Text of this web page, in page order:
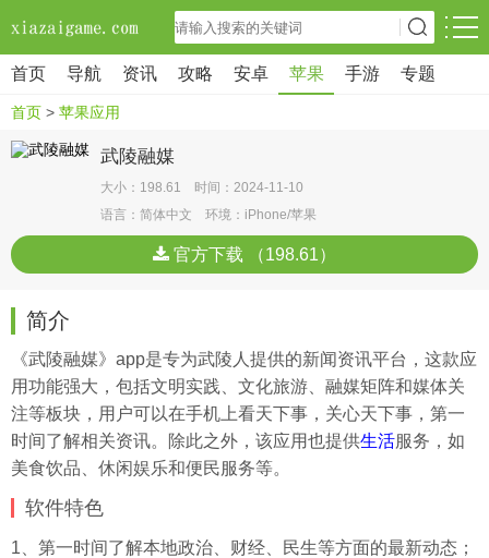
首页 导航 资讯 攻略 安卓 苹果 手游 专题
首页 > 苹果应用
武陵融媒
大小：198.61 时间：2024-11-10
语言：简体中文 环境：iPhone/苹果
官方下载 （198.61）
简介
《武陵融媒》app是专为武陵人提供的新闻资讯平台，这款应
用功能强大，包括文明实践、文化旅游、融媒矩阵和媒体关
注等板块，用户可以在手机上看天下事，关心天下事，第一
时间了解相关资讯。除此之外，该应用也提供生活服务，如
美食饮品、休闲娱乐和便民服务等。
软件特色
1、第一时间了解本地政治、财经、民生等方面的最新动态；